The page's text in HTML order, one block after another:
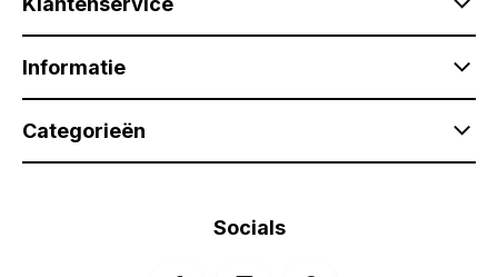
Informatie
Categorieën
Socials